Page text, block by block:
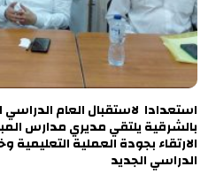
استعدادا لاستقبال العام الدراسي
بالشرقية يلتقي مديري مدارس
الارتقاء بجودة العملية التعليمية
الدراسي الجديد